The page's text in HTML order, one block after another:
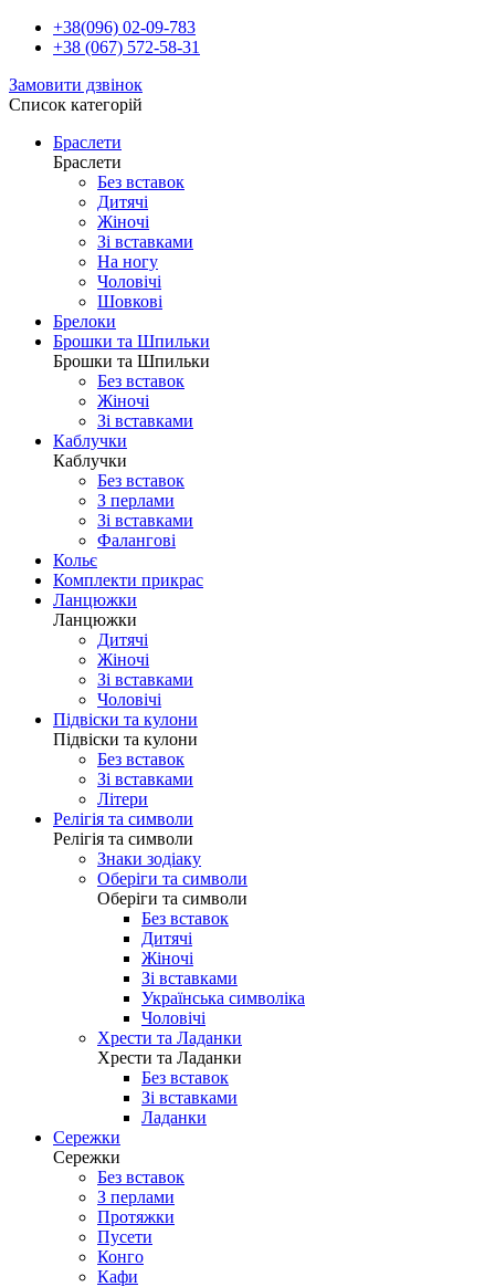
+38(096) 02-09-783
+38 (067) 572-58-31
Замовити дзвінок
Список категорій
Браслети
Браслети
Без вставок
Дитячі
Жіночі
Зі вставками
На ногу
Чоловічі
Шовковi
Брелоки
Брошки та Шпильки
Брошки та Шпильки
Без вставок
Жіночі
Зі вставками
Каблучки
Каблучки
Без вставок
З перлами
Зі вставками
Фаланговi
Кольє
Комплекти прикрас
Ланцюжки
Ланцюжки
Дитячі
Жіночі
Зі вставками
Чоловічі
Підвіски та кулони
Підвіски та кулони
Без вставок
Зі вставками
Літери
Релігія та символи
Релігія та символи
Знаки зодіаку
Оберіги та символи
Оберіги та символи
Без вставок
Дитячі
Жіночі
Зі вставками
Українська символіка
Чоловічі
Хрести та Ладанки
Хрести та Ладанки
Без вставок
Зі вставками
Ладанки
Сережки
Сережки
Без вставок
З перлами
Протяжки
Пусети
Конго
Кафи